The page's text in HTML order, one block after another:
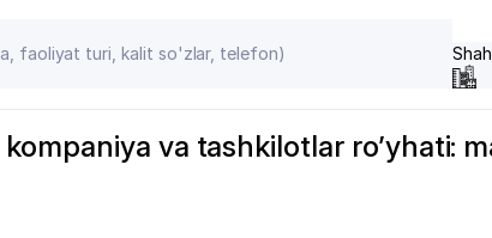
va tashkilotlar ro’yhati: